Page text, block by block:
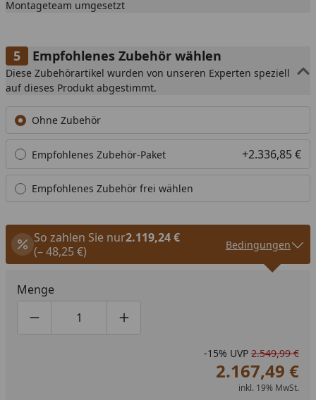
Montageteam umgesetzt
Empfohlenes Zubehör wählen
Diese Zubehörartikel wurden von unseren Experten speziell
auf dieses Produkt abgestimmt.
Ohne Zubehör
Empfohlenes Zubehör-Paket +2.336,85 €
Empfohlenes Zubehör frei wählen
So zahlen Sie nur2.119,24 €
(– 48,25 €)
Bedingungen
Menge
Produktmenge um eins verringern
Produktmenge manuell eingeben
Produktmenge um eins erhöhen
-15% UVP 2.549,99 €
2.167,49 €
inkl. 19% MwSt.